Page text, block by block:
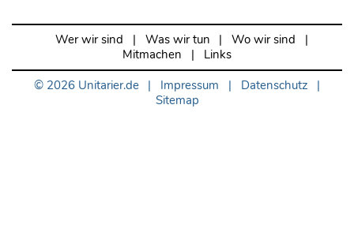
Wer wir sind | Was wir tun | Wo wir sind
|
Mitmachen
|
Links
© 2026 Unitarier.de | Impressum | Datenschutz
|
Sitemap